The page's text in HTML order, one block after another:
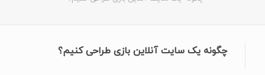
چگونه یک سایت آنلاین بازی طراحی کنیم؟